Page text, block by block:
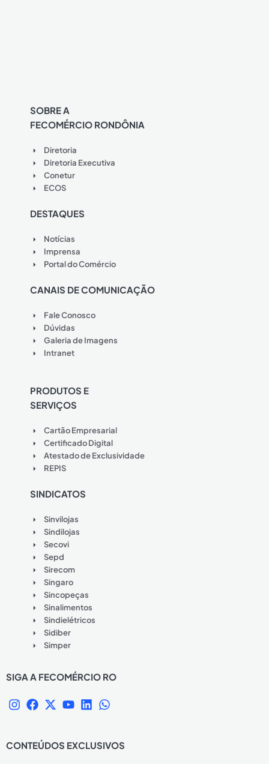
SOBRE A
FECOMÉRCIO RONDÔNIA
Diretoria
Diretoria Executiva
Conetur
ECOS
DESTAQUES
Notícias
Imprensa
Portal do Comércio
CANAIS DE COMUNICAÇÃO
Fale Conosco
Dúvidas
Galeria de Imagens
Intranet
PRODUTOS E
SERVIÇOS
Cartão Empresarial
Certificado Digital
Atestado de Exclusividade
REPIS
SINDICATOS
Sinvilojas
Sindilojas
Secovi
Sepd
Sirecom
Singaro
Sincopeças
Sinalimentos
Sindielétricos
Sidiber
Simper
SIGA A FECOMÉRCIO RO
I
n
a
F
a
b
X
-
i
Y
o
u
L
i
e
W
h
s
CONTEÚDOS EXCLUSIVOS